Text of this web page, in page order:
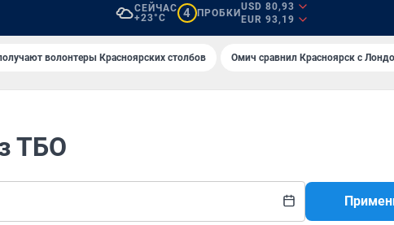
СЕЙЧАС
+23°C
4 ПРОБКИ
USD 80,93
EUR 93,19
волонтеры Красноярских столбов Омич сравнил Красноярск с
ТБО